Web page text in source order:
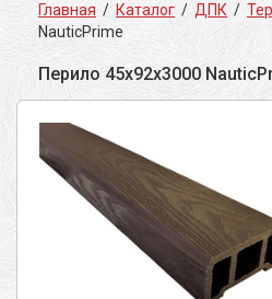
Главная / Каталог / ДПК /
NauticPrime
Перило 45х92х3000